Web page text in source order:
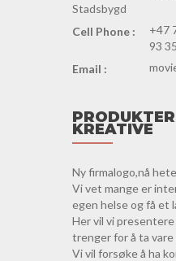
Stadsbygd
Cell Phone :
+47
93
Email :
KREATIVE
Ny firmalogo,nå
Vi vet mange er
egen helse og få et
Her vil vi
trenger for å ta vare
Vi vil forsøke å ha